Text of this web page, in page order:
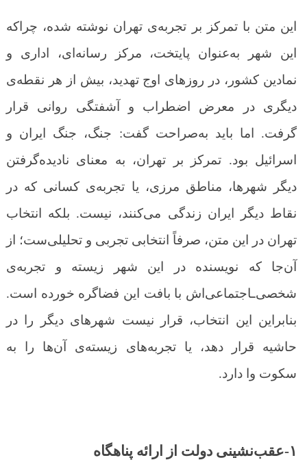
این متن با تمرکز بر تجربه‌ی تهران نوشته شده، چراکه
این شهر به‌عنوان پایتخت، مرکز رسانه‌ای، اداری و
نمادین کشور، در روزهای اوج تهدید، بیش از هر نقطه‌ی
دیگری در معرض اضطراب و آشفتگی روانی قرار
گرفت. اما باید به‌صراحت گفت: جنگ، جنگ ایران و
اسرائیل بود. تمرکز بر تهران، به معنای نادیده‌گرفتن
دیگر شهرها، مناطق مرزی، یا تجربه‌ی کسانی که در
نقاط دیگر ایران زندگی می‌کنند، نیست. بلکه انتخاب
تهران در این متن، صرفاً انتخابی تجربی و تحلیلی‌ست؛ از
آن‌جا که نویسنده در این شهر زیسته و تجربه‌ی
شخصی‌ـاجتماعی‌اش با بافت این فضاگره خورده است.
بنابراین این انتخاب، قرار نیست شهرهای دیگر را در
حاشیه قرار دهد، یا تجربه‌های زیسته‌ی آن‌ها را به
سکوت وا دارد.
۱-عقب‌نشینی دولت از ارائه پناهگاه